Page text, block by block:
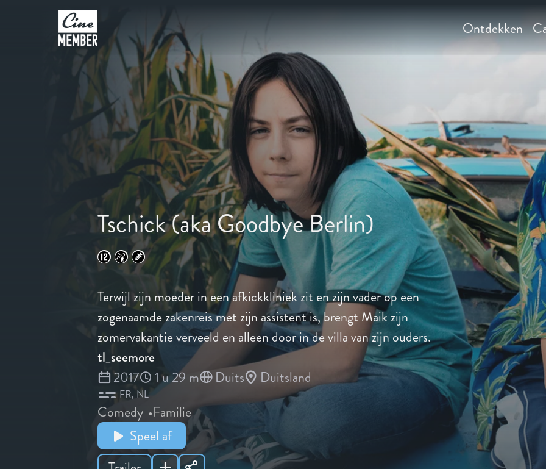
Ontdekken
Tschick (aka Goodbye Berlin)
Terwijl zijn moeder in een afkickkliniek zit en zijn vader op een
zogenaamde zakenreis met zijn assistent is, brengt Maik zijn
zomervakantie verveeld en alleen door in de villa van zijn ouders.
tl_seemore
2017
1 u 29 m Duits Duitsland
FR NL
Comedy Familie
Speel af